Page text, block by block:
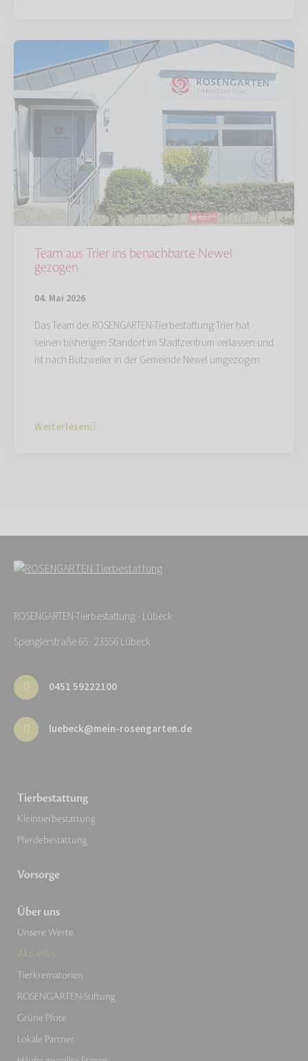
Team aus Trier ins benachbarte Newel
gezogen
04. Mai 2026
Das Team der ROSENGARTEN-Tierbestattung Trier hat
seinen bisherigen Standort im Stadtzentrum verlassen und
ist nach Butzweiler in der Gemeinde Newel umgezogen.
Weiterlesen
ROSENGARTEN-Tierbestattung - Lübeck
Spenglerstraße 65 · 23556 Lübeck
0451 59222100
luebeck@mein-rosengarten.de
Tierbestattung
Kleintierbestattung
Pferdebestattung
Vorsorge
Über uns
Unsere Werte
Aktuelles
Tierkrematorien
ROSENGARTEN-Stiftung
Grüne Pfote
Lokale Partner